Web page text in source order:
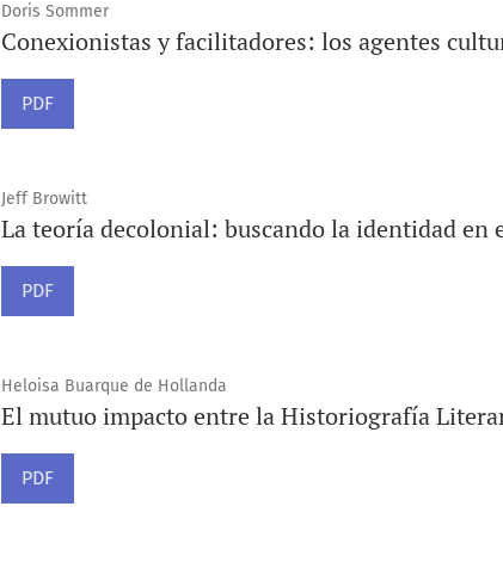
Doris Sommer
Conexionistas y facilitadores: los agentes
PDF
Jeff Browitt
La teoría decolonial: buscando la identidad en
PDF
Heloisa Buarque de Hollanda
El mutuo impacto entre la Historiografía
PDF